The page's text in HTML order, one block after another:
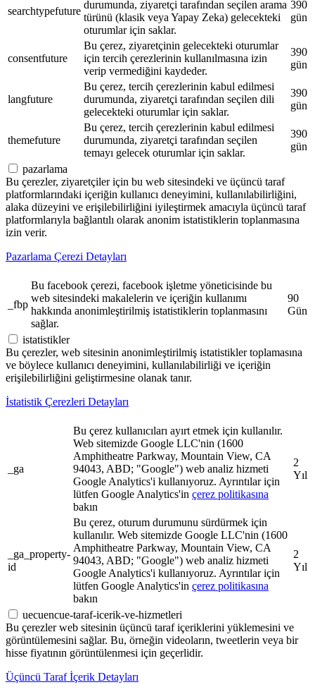
searchtypefuture
durumunda, ziyaretçi tarafından seçilen arama
türünü (klasik veya Yapay Zeka) gelecekteki
oturumlar için saklar.
390
gün
consentfuture
Bu çerez, ziyaretçinin gelecekteki oturumlar
için tercih çerezlerinin kullanılmasına izin
verip vermediğini kaydeder.
390
gün
langfuture
Bu çerez, tercih çerezlerinin kabul edilmesi
durumunda, ziyaretçi tarafından seçilen dili
gelecekteki oturumlar için saklar.
390
gün
themefuture
Bu çerez, tercih çerezlerinin kabul edilmesi
durumunda, ziyaretçi tarafından seçilen
temayı gelecek oturumlar için saklar.
390
gün
pazarlama
Bu çerezler, ziyaretçiler için bu web sitesindeki ve üçüncü taraf
platformlarındaki içeriğin kullanıcı deneyimini, kullanılabilirliğini,
alaka düzeyini ve erişilebilirliğini iyileştirmek amacıyla üçüncü taraf
platformlarıyla bağlantılı olarak anonim istatistiklerin toplanmasına
izin verir.
Pazarlama Çerezi Detayları
_fbp
Bu facebook çerezi, facebook işletme yöneticisinde bu
web sitesindeki makalelerin ve içeriğin kullanımı
hakkında anonimleştirilmiş istatistiklerin toplanmasını
sağlar.
90
Gün
istatistikler
Bu çerezler, web sitesinin anonimleştirilmiş istatistikler toplamasına
ve böylece kullanıcı deneyimini, kullanılabilirliği ve içeriğin
erişilebilirliğini geliştirmesine olanak tanır.
İstatistik Çerezleri Detayları
_ga
Bu çerez kullanıcıları ayırt etmek için kullanılır.
Web sitemizde Google LLC'nin (1600
Amphitheatre Parkway, Mountain View, CA
94043, ABD; "Google") web analiz hizmeti
Google Analytics'i kullanıyoruz. Ayrıntılar için
lütfen Google Analytics'in çerez politikasına
bakın
2
Yıl
_ga_property-
id
Bu çerez, oturum durumunu sürdürmek için
kullanılır. Web sitemizde Google LLC'nin (1600
Amphitheatre Parkway, Mountain View, CA
94043, ABD; "Google") web analiz hizmeti
Google Analytics'i kullanıyoruz. Ayrıntılar için
lütfen Google Analytics'in çerez politikasına
bakın
2
Yıl
uecuencue-taraf-icerik-ve-hizmetleri
Bu çerezler web sitesinin üçüncü taraf içeriklerini yüklemesini ve
görüntülemesini sağlar. Bu, örneğin videoların, tweetlerin veya bir
hisse fiyatının görüntülenmesi için geçerlidir.
Üçüncü Taraf İçerik Detayları